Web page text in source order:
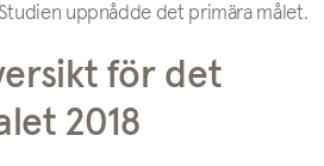
uppnådde det primära målet.
för det
2018